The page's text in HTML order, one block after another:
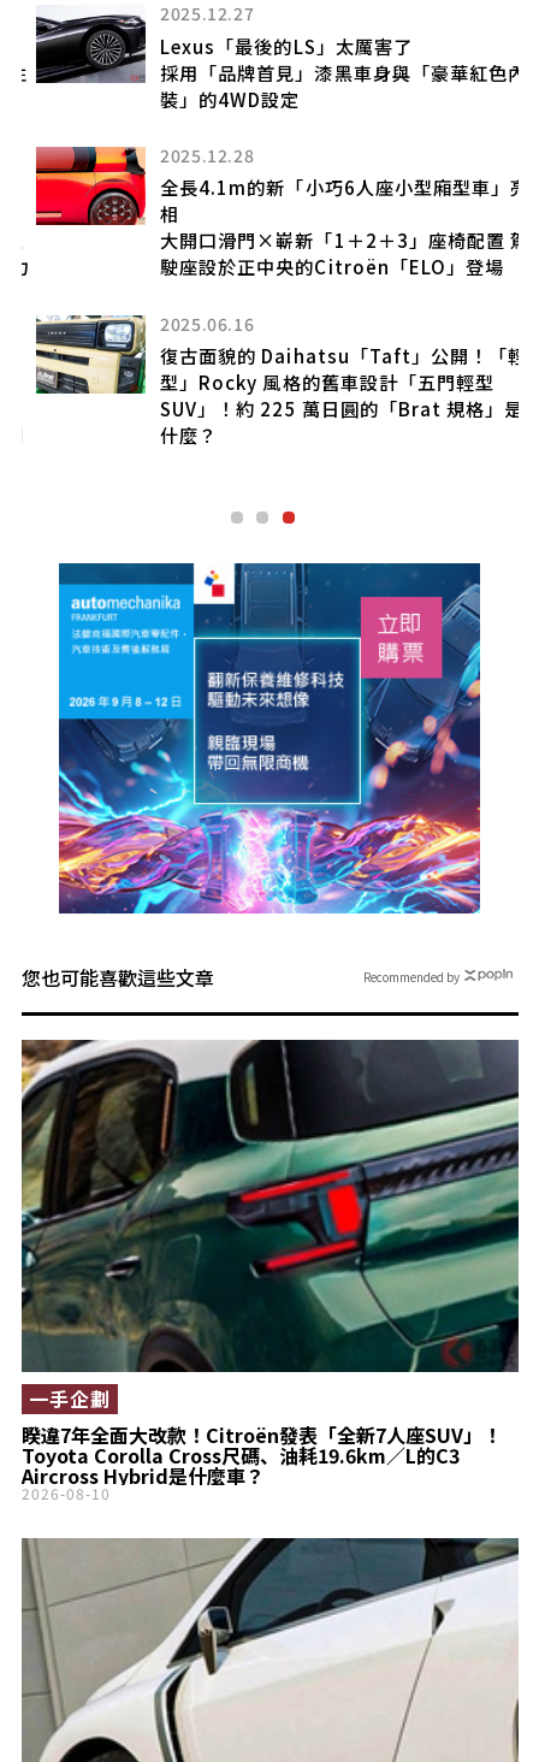
2025.12.27
Lexus「最後的LS」太厲害了
採用「品牌首見」漆黑車身與「豪華紅色內
裝」的4WD設定
2025.12.28
全長4.1m的新「小巧6人座小型廂型車」亮
相
大開口滑門×嶄新「1＋2＋3」座椅配置 駕
駛座設於正中央的Citroën「ELO」登場
2025.06.16
復古面貌的 Daihatsu「Taft」公開！「輕
型」Rocky 風格的舊車設計「五門輕型
SUV」！約 225 萬日圓的「Brat 規格」是
什麼？
您也可能喜歡這些文章
睽違7年全面大改款！Citroën發表「全新7人座SUV」！
Toyota Corolla Cross尺碼、油耗19.6km／L的C3
Aircross Hybrid是什麼車？
一手企劃
2026-08-10
Recommended by